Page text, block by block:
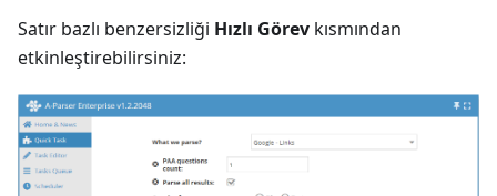
Satır bazlı benzersizliği Hızlı Görev kısmından
etkinleştirebilirsiniz: